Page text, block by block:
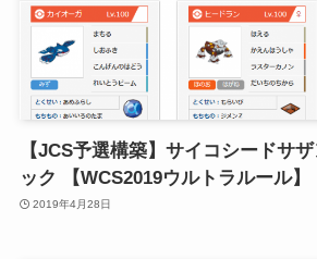
【JCS予選構築】サイコシードサ
ック 【WCS2019ウルトラルール】
2019年4月28日